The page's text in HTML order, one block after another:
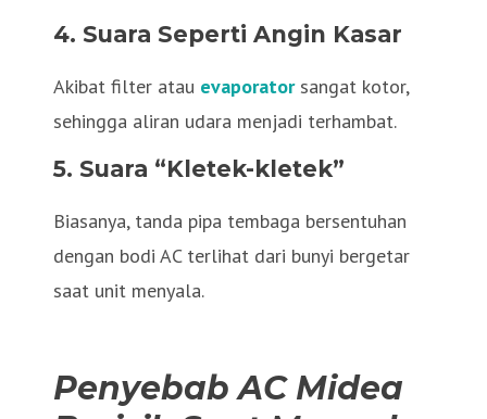
4. Suara Seperti Angin Kasar
Akibat filter atau evaporatorsangat kotor,
sehingga aliran udara menjadi terhambat.
5. Suara “Kletek-kletek”
Biasanya, tanda pipa tembaga bersentuhan
dengan bodi AC terlihat dari bunyi bergetar
saat unit menyala.
Penyebab AC Midea